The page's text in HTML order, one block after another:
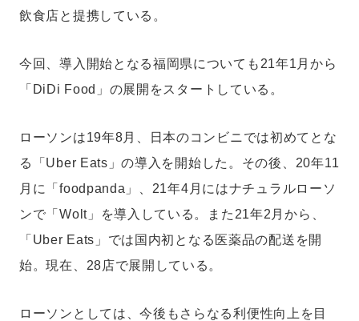
飲食店と提携している。
今回、導入開始となる福岡県についても21年1月から
「DiDi Food」の展開をスタートしている。
ローソンは19年8月、日本のコンビニでは初めてとな
る「Uber Eats」の導入を開始した。その後、20年11
月に「foodpanda」、21年4月にはナチュラルローソ
ンで「Wolt」を導入している。また21年2月から、
「Uber Eats」では国内初となる医薬品の配送を開
始。現在、28店で展開している。
ローソンとしては、今後もさらなる利便性向上を目